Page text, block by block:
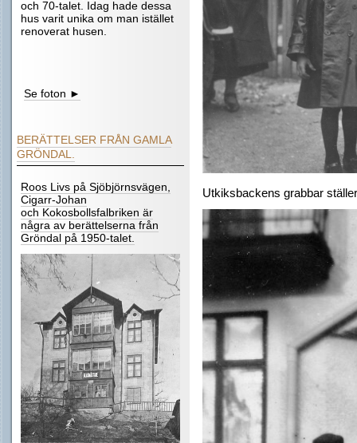
och 70-talet. Idag hade dessa
hus varit unika om man istället
renoverat husen.
Se foton ►
BERÄTTELSER FRÅN GAMLA
GRÖNDAL.
Roos Livs på Sjöbjörnsvägen,
Cigarr-Johan
och Kokosbollsfalbriken är
några av berättelserna från
Gröndal på 1950-talet.
Utkiksbackens grabbar